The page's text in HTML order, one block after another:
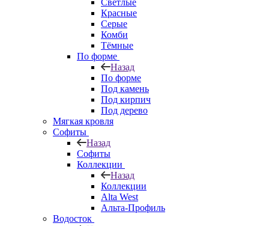
Светлые
Красные
Серые
Комби
Тёмные
По форме
Назад
По форме
Под камень
Под кирпич
Под дерево
Мягкая кровля
Софиты
Назад
Софиты
Коллекции
Назад
Коллекции
Alta West
Альта-Профиль
Водосток